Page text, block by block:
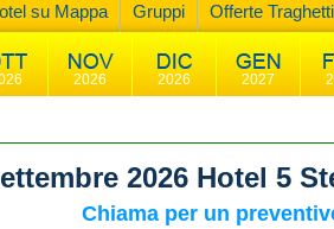
su Mappa Gruppi Offerte Traghetti
2026 2026 2027
2026 Hotel 5
Chiama per un